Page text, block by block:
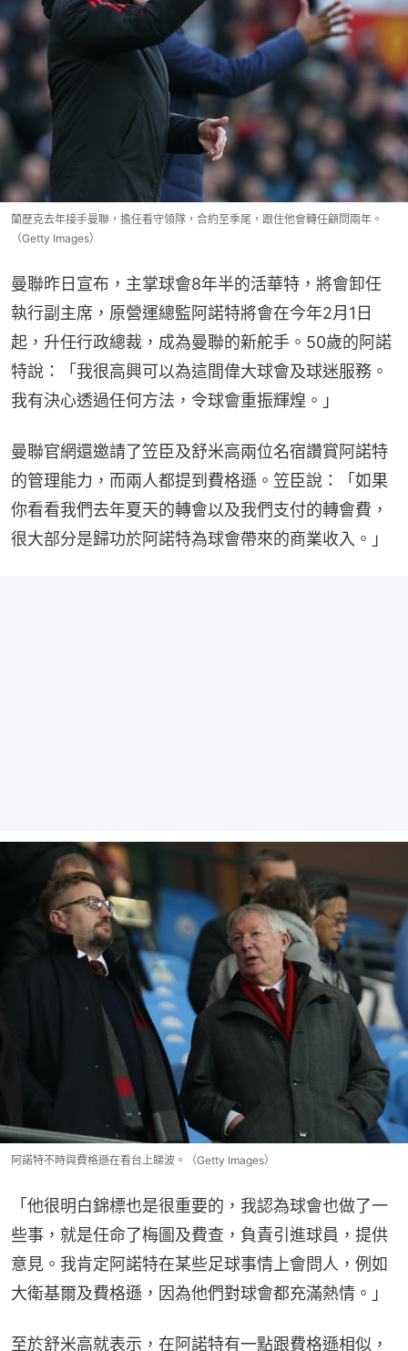
蘭歷克去年接手曼聯，擔任看守領隊，合約至季尾，跟住他會轉任顧問兩年。
（Getty Images）
曼聯昨日宣布，主掌球會8年半的活華特，將會卸任
執行副主席，原營運總監阿諾特將會在今年2月1日
起，升任行政總裁，成為曼聯的新舵手。50歲的阿諾
特說：「我很高興可以為這間偉大球會及球迷服務。
我有決心透過任何方法，令球會重振輝煌。」
曼聯官網還邀請了笠臣及舒米高兩位名宿讚賞阿諾特
的管理能力，而兩人都提到費格遜。笠臣說：「如果
你看看我們去年夏天的轉會以及我們支付的轉會費，
很大部分是歸功於阿諾特為球會帶來的商業收入。」
阿諾特不時與費格遜在看台上睇波。（Getty Images）
「他很明白錦標也是很重要的，我認為球會也做了一
些事，就是任命了梅圖及費查，負責引進球員，提供
意見。我肯定阿諾特在某些足球事情上會問人，例如
大衛基爾及費格遜，因為他們對球會都充滿熱情。」
至於舒米高就表示，在阿諾特有一點跟費格遜相似，